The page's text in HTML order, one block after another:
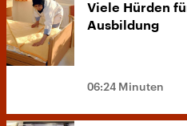
Viele Hürden
Ausbildung
06:24 Minuten